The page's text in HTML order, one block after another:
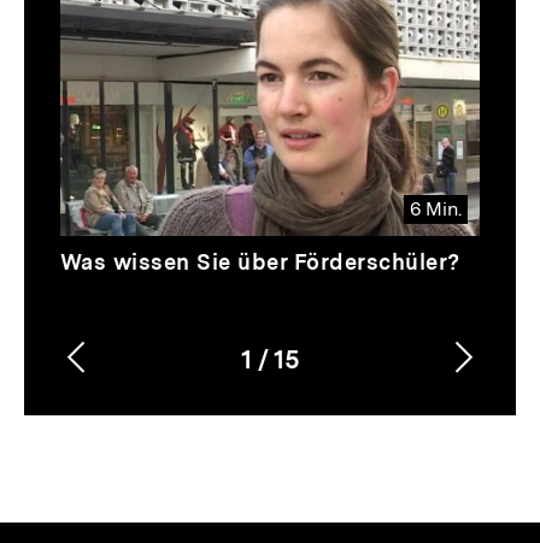
Inhaltskarussell
überspringen
6 Min.
Video
Dauer
Was wissen Sie über Förderschüler?
Karussellinhalt
1
von
/15
Vorherigen
Inhalt
Inhalt